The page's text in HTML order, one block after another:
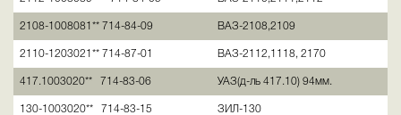
2108-1008081** 714-84-09 ВАЗ-2108,2109
2110-1203021** 714-87-01 ВАЗ-2112,1118, 2170
417.1003020** 714-83-06 УАЗ(д-ль 417.10) 94мм.
130-1003020** 714-83-15 ЗИЛ-130